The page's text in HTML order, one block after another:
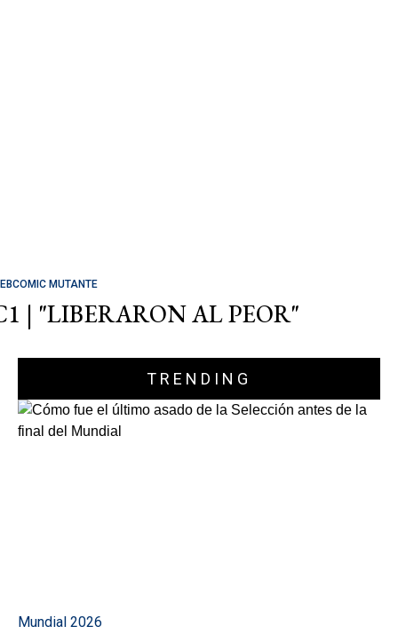
MUTANTE
| "LIBERARON AL PEOR"
TRENDING
Mundial 2026